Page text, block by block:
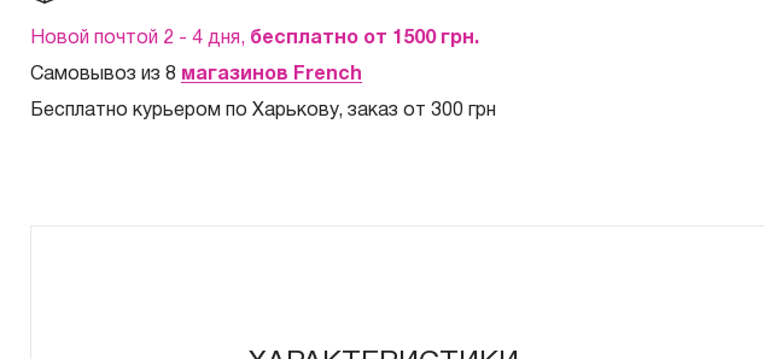
Новой почтой 2 - 4 дня, бесплатно от 1500 грн.
Самовывоз из 8 магазинов French
Бесплатно курьером по Харькову, заказ от 300 грн